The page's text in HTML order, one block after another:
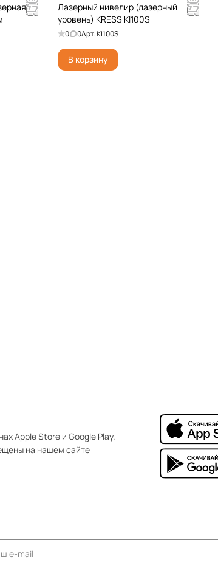
Лазерный нивелир (лазерный
уровень) KRESS KI100S
0 0Арт.KI100S
В корзину
Apple Store и Google Play.
на нашем сайте